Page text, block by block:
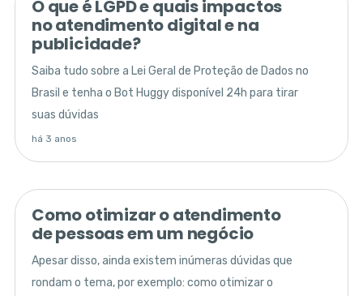
O que é LGPD e quais impactos
no atendimento digital e na
publicidade?
Saiba tudo sobre a Lei Geral de Proteção de Dados no
Brasil e tenha o Bot Huggy disponível 24h para tirar
suas dúvidas
há 3 anos
Como otimizar o atendimento
de pessoas em um negócio
Apesar disso, ainda existem inúmeras dúvidas que
rondam o tema, por exemplo: como otimizar o